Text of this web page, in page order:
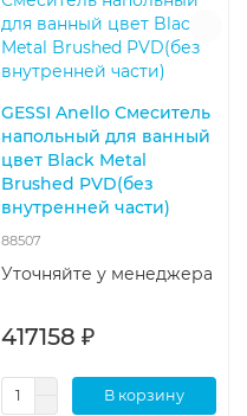
GESSI Anello Смеситель
напольный для ванный
цвет Black Metal
Brushed PVD(без
внутренней части)
88507
Уточняйте у менеджера
417158 ₽
В корзину